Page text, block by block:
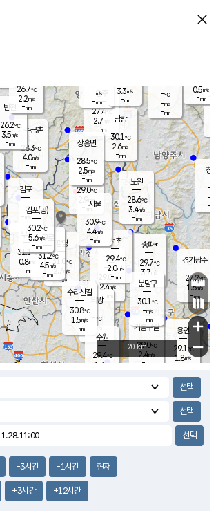
close
양주
27.4℃
2.7
-mm
과천
29.0℃
2.4m/s
- mm
용인
29.1℃
1.8m/s
경기광주
27.2℃
1.6m/s
-mm
1.9m/s
파주금촌
28.3℃
4.0m/s
-mm
-℃
-m/s
-mm
창
-
-m/
-
탄현
26.2℃
3.5m/s
-mm
0.5m/s
-mm
의왕
- ℃
m/s
mm
김포
- ℃
-m/s
mm
광명
31.0
℃
2.7 m/s
-mm
부천
31.1℃
0.8m/s
-mm
구로
31.2℃
4.5m/s
-mm
은평
29.0℃
2.9 m/s
- mm
노원
28.6℃
3.4m/s
-mm
송파*
29.7℃
3.7m/s
-mm
서초
29.4℃
2.0m/s
-mm
남방
30.1℃
2.6m/s
-mm
기흥구갈
29.0℃
2.4m/s
-
수리산길
30.8℃
1.5m/s
-mm
분당구
30.1℃
-m/s
-mm
장흥면
28.5℃
2.5m/s
-mm
-m/s
-mm
김포(공)
30.2℃
5.6m/s
-mm
수원
29.4℃
1.7 m/s
서울
30.9℃
4.4m/s
-mm
26.7℃
2.2m/s
-mm
3.3m/s
-mm
+
−
20 km
-3시간 -1시간 현재
+3시간 +12시간